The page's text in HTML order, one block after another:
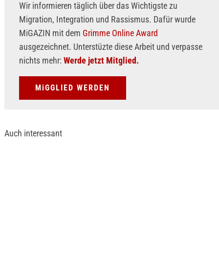
Wir informieren täglich über das Wichtigste zu
Migration, Integration und Rassismus. Dafür wurde
MiGAZIN mit dem Grimme Online Award
ausgezeichnet. Unterstüzte diese Arbeit und verpasse
nichts mehr: Werde jetzt Mitglied.
MiGGLIED WERDEN
Auch interessant